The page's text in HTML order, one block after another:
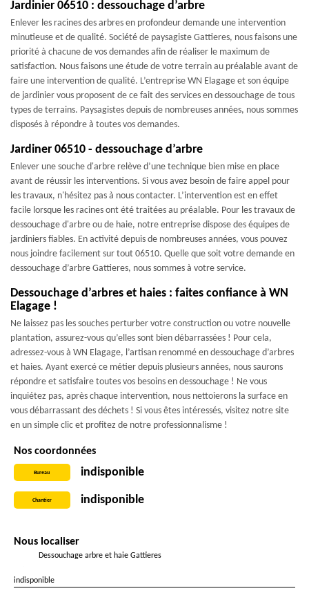
Jardinier 06510 : dessouchage d’arbre
Enlever les racines des arbres en profondeur demande une intervention
minutieuse et de qualité. Société de paysagiste Gattieres, nous faisons une
priorité à chacune de vos demandes afin de réaliser le maximum de
satisfaction. Nous faisons une étude de votre terrain au préalable avant de
faire une intervention de qualité. L’entreprise WN Elagage et son équipe
de jardinier vous proposent de ce fait des services en dessouchage de tous
types de terrains. Paysagistes depuis de nombreuses années, nous sommes
disposés à répondre à toutes vos demandes.
Jardiner 06510 - dessouchage d’arbre
Enlever une souche d'arbre relève d’une technique bien mise en place
avant de réussir les interventions. Si vous avez besoin de faire appel pour
les travaux, n'hésitez pas à nous contacter. L’intervention est en effet
facile lorsque les racines ont été traitées au préalable. Pour les travaux de
dessouchage d'arbre ou de haie, notre entreprise dispose des équipes de
jardiniers fiables. En activité depuis de nombreuses années, vous pouvez
nous joindre facilement sur tout 06510. Quelle que soit votre demande en
dessouchage d’arbre Gattieres, nous sommes à votre service.
Dessouchage d’arbres et haies : faites confiance à WN
Elagage !
Ne laissez pas les souches perturber votre construction ou votre nouvelle
plantation, assurez-vous qu’elles sont bien débarrassées ! Pour cela,
adressez-vous à WN Elagage, l’artisan renommé en dessouchage d’arbres
et haies. Ayant exercé ce métier depuis plusieurs années, nous saurons
répondre et satisfaire toutes vos besoins en dessouchage ! Ne vous
inquiétez pas, après chaque intervention, nous nettoierons la surface en
vous débarrassant des déchets ! Si vous êtes intéressés, visitez notre site
en un simple clic et profitez de notre professionnalisme !
Nos coordonnées
Bureau indisponible
Chantier indisponible
Nous localiser
Dessouchage arbre et haie Gattieres
indisponible